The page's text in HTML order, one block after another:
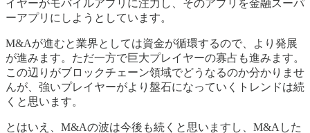
イヤーがモバイルアプリに注力し、そのアプリを金融スーパ
ーアプリにしようとしています。
M&Aが進むと業界としては資金が循環するので、より発展
が進みます。ただ一方で巨大プレイヤーの寡占も進みます。
この辺りがブロックチェーン領域でどうなるのか分かりませ
んが、強いプレイヤーがより盤石になっていくトレンドは続
くと思います。
とはいえ、M&Aの波は今後も続くと思いますし、M&Aした